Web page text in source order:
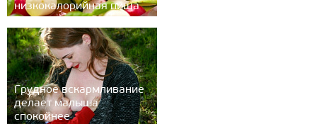
низкокалорийная пища
Грудное вскармливание
делает малыша
спокойнее